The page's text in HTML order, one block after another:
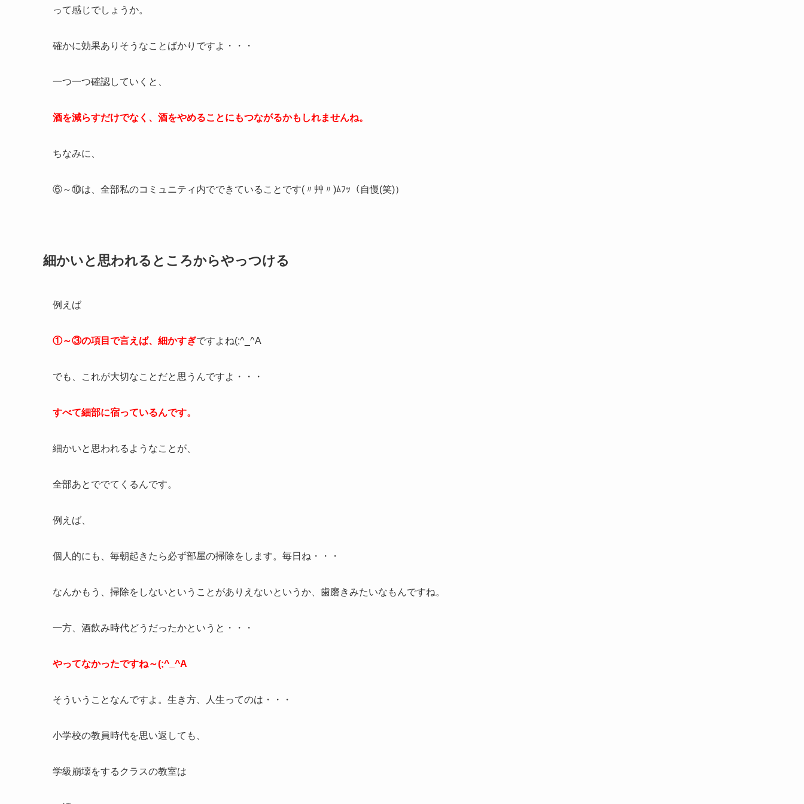
って感じでしょうか。
確かに効果ありそうなことばかりですよ・・・
一つ一つ確認していくと、
酒を減らすだけでなく、酒をやめることにもつながるかもしれませんね。
ちなみに、
⑥～⑩は、全部私のコミュニティ内でできていることです(〃艸〃)ﾑﾌｯ（自慢(笑)）
細かいと思われるところからやっつける
例えば
①～③の項目で言えば、細かすぎですよね(;^_^A
でも、これが大切なことだと思うんですよ・・・
すべて細部に宿っているんです。
細かいと思われるようなことが、
全部あとででてくるんです。
例えば、
個人的にも、毎朝起きたら必ず部屋の掃除をします。毎日ね・・・
なんかもう、掃除をしないということがありえないというか、歯磨きみたいなもんですね。
一方、酒飲み時代どうだったかというと・・・
やってなかったですね～(;^_^A
そういうことなんですよ。生き方、人生ってのは・・・
小学校の教員時代を思い返しても、
学級崩壊をするクラスの教室は